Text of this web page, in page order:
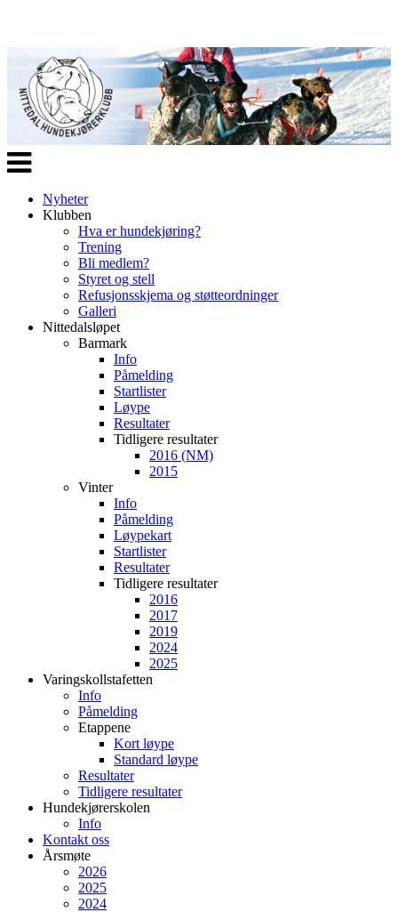
Veksle
navigasjon
Nyheter
Klubben
Hva er hundekjøring?
Trening
Bli medlem?
Styret og stell
Refusjonsskjema og støtteordninger
Galleri
Nittedalsløpet
Barmark
Info
Påmelding
Startlister
Løype
Resultater
Tidligere resultater
2016 (NM)
2015
Vinter
Info
Påmelding
Løypekart
Startlister
Resultater
Tidligere resultater
2016
2017
2019
2024
2025
Varingskollstafetten
Info
Påmelding
Etappene
Kort løype
Standard løype
Resultater
Tidligere resultater
Hundekjørerskolen
Info
Kontakt oss
Årsmøte
2026
2025
2024